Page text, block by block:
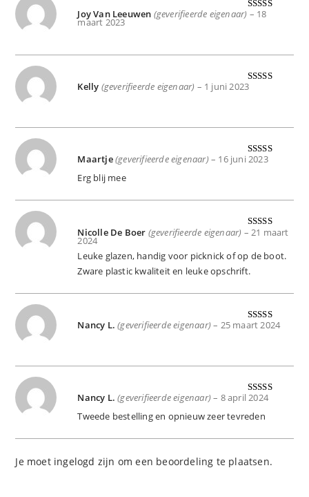
Gewaardeer
Joy Van Leeuwen (geverifieerde eigenaar) – 18
maart 2023
Gewaardeer
Kelly (geverifieerde eigenaar) – 1 juni 2023
Gewaardeer
Maartje(geverifieerde eigenaar) – 16 juni 2023
Erg blij mee
Gewaardeer
Nicolle De Boer (geverifieerde eigenaar) – 21 maart
2024
Leuke glazen, handig voor picknick of op de boot.
Zware plastic kwaliteit en leuke opschrift.
Gewaardeer
Nancy L.(geverifieerde eigenaar) – 25 maart 2024
Gewaardeer
d5uit 5
Nancy L.(geverifieerde eigenaar) – 8 april 2024
Tweede bestelling en opnieuw zeer tevreden
Je moet ingelogd zijn om een beoordeling te plaatsen.